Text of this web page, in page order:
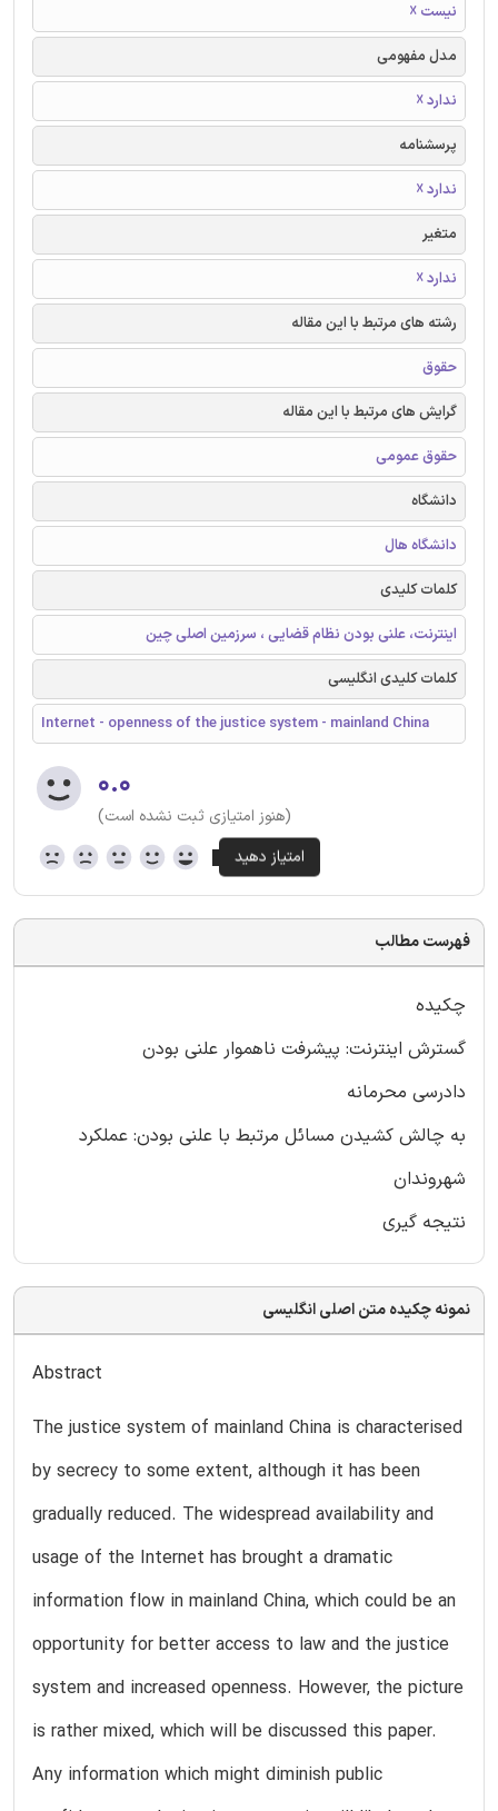
نیست ☓
مدل مفهومی
ندارد ☓
پرسشنامه
ندارد ☓
متغیر
ندارد ☓
رشته های مرتبط با این مقاله
حقوق
گرایش های مرتبط با این مقاله
حقوق عمومی
دانشگاه
دانشگاه هال
کلمات کلیدی
اینترنت، علنی بودن نظام ‌قضایی ، سرزمین اصلی چین
کلمات کلیدی انگلیسی
Internet - openness of the justice system - mainland China
۰.۰
(هنوز امتیازی ثبت نشده است)
فهرست مطالب
چکیده
گسترش اینترنت: پیشرفت ناهموار علنی بودن
دادرسی محرمانه
به چالش کشیدن مسائل مرتبط با علنی بودن: عملکرد
شهروندان
نتیجه گیری
نمونه چکیده متن اصلی انگلیسی
Abstract
The justice system of mainland China is characterised
by secrecy to some extent, although it has been
gradually reduced. The widespread availability and
usage of the Internet has brought a dramatic
information flow in mainland China, which could be an
opportunity for better access to law and the justice
system and increased openness. However, the picture
is rather mixed, which will be discussed this paper.
Any information which might diminish public